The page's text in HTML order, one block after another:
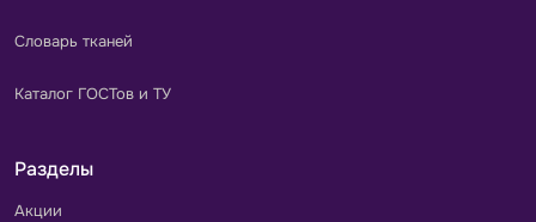
Словарь тканей
Каталог ГОСТов и ТУ
Разделы
Акции